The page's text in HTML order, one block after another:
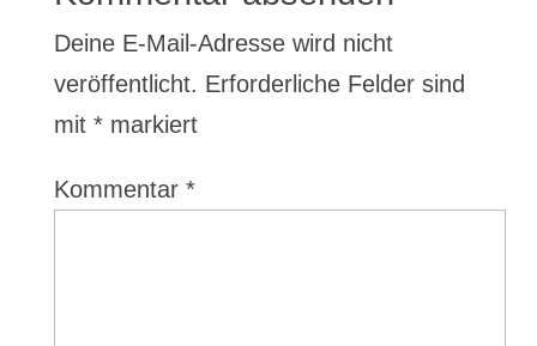
Deine E-Mail-Adresse wird nicht
veröffentlicht. Erforderliche Felder sind
mit *markiert
Kommentar *